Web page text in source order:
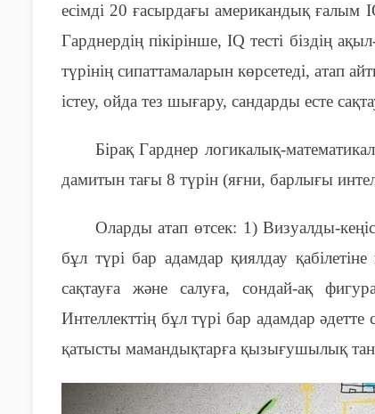
есімді 20 ғасырдағы американдық ғалым
Гарднердің пікірінше, IQ тесті біздің
түрінің сипаттамаларын көрсетеді, атап
істеу, ойда тез шығару, сандарды есте
Бірақ Гарднер логикалық-
дамитын тағы 8 түрін (яғни, барлығы
Оларды атап өтсек: 1)Визуалды-
бұл түрі бар адамдар қиялдау
сақтауға және салуға, сондай-ақ
Интеллекттің бұл түрі бар адамдар
қатысты мамандықтарға қызығушылық